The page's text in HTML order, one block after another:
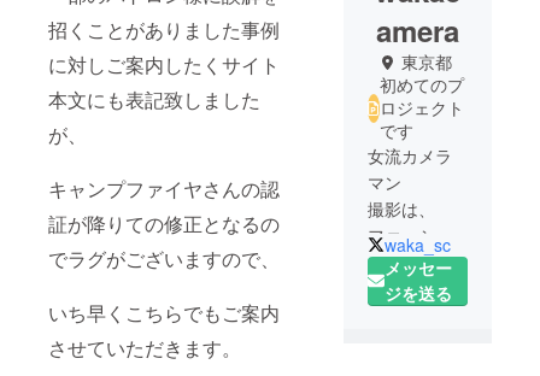
招くことがありました事例
に対しご案内したくサイト
本文にも表記致しました
が、
キャンプファイヤさんの認
証が降りての修正となるの
でラグがございますので、
いち早くこちらでもご案内
させていただきます。
amera
東京都
初めてのプ
ロジェクト
です
女流カメラ
マン
撮影は、
ファッショ
ン、広告、
グラビアな
waka_sc
メッセー
ジを送る